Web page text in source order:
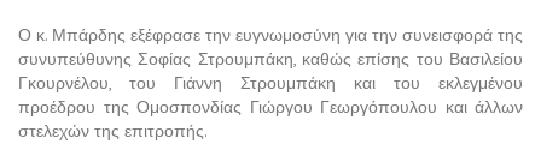
Ο κ. Μπάρδης εξέφρασε την ευγνωμοσύνη για την συνεισφορά της
συνυπεύθυνης Σοφίας Στρουμπάκη, καθώς επίσης του Βασιλείου
Γκουρνέλου, του Γιάννη Στρουμπάκη και του εκλεγμένου
προέδρου της Ομοσπονδίας Γιώργου Γεωργόπουλου και άλλων
στελεχών της επιτροπής.